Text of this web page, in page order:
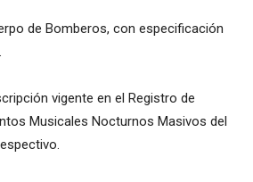
de Bomberos, con especificación
vigente en el Registro de
Musicales Nocturnos Masivos del